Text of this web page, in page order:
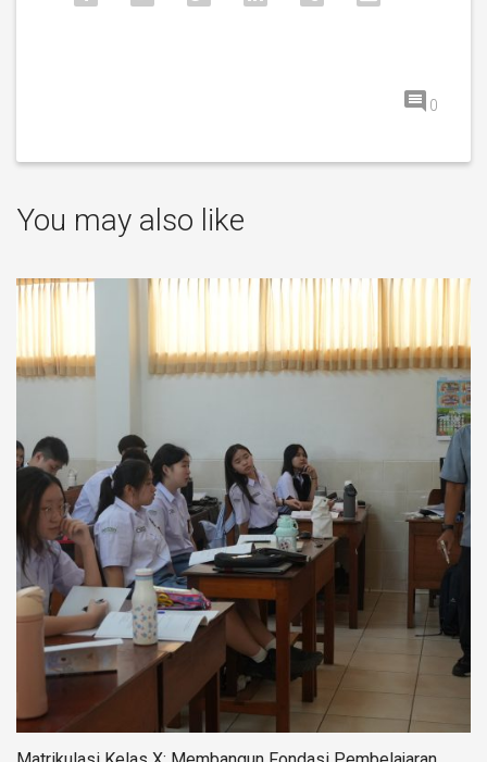
0
You may also like